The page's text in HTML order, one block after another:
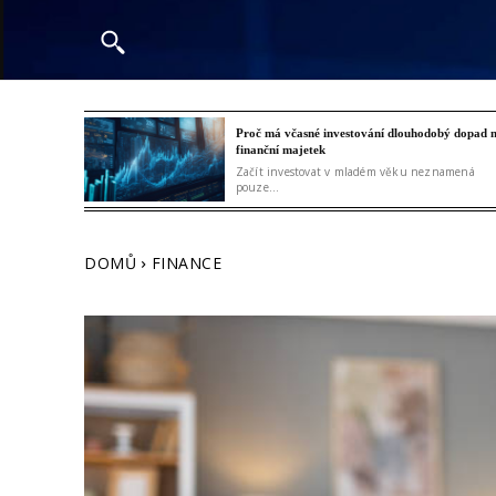
Proč má včasné investování dlouhodobý dopad
finanční majetek
Začít investovat v mladém věku neznamená
pouze...
DOMŮ FINANCE